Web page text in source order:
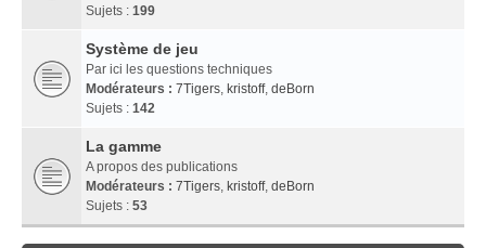
Sujets : 199
Système de jeu
Par ici les questions techniques
Modérateurs : 7Tigers, kristoff, deBorn
Sujets : 142
La gamme
A propos des publications
Modérateurs : 7Tigers, kristoff, deBorn
Sujets : 53